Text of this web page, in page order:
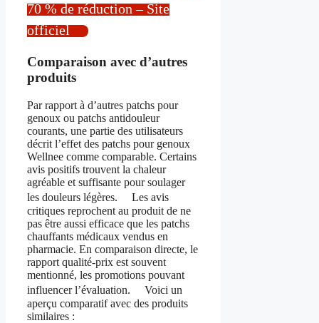
70 % de réduction – Site
officiel
Comparaison avec d’autres
produits
Par rapport à d’autres patchs pour
genoux ou patchs antidouleur
courants, une partie des utilisateurs
décrit l’effet des patchs pour genoux
Wellnee comme comparable. Certains
avis positifs trouvent la chaleur
agréable et suffisante pour soulager
les douleurs légères. Les avis
critiques reprochent au produit de ne
pas être aussi efficace que les patchs
chauffants médicaux vendus en
pharmacie. En comparaison directe, le
rapport qualité-prix est souvent
mentionné, les promotions pouvant
influencer l’évaluation. Voici un
aperçu comparatif avec des produits
similaires :